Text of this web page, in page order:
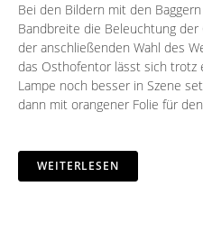
Bei den Bildern mit den
Bandbreite die Beleuchtung
der anschließenden Wahl des
das Osthofentor lässt sich trotz
Lampe noch besser in Szene
dann mit orangener Folie für
WEITERLESEN